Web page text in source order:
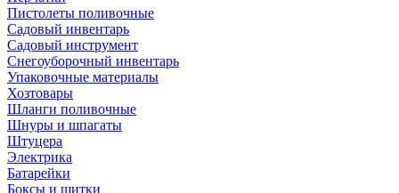
Пистолеты поливочные
Садовый инвентарь
Садовый инструмент
Снегоуборочный инвентарь
Упаковочные материалы
Хозтовары
Шланги поливочные
Шнуры и шпагаты
Штуцера
Электрика
Батарейки
Боксы и щитки